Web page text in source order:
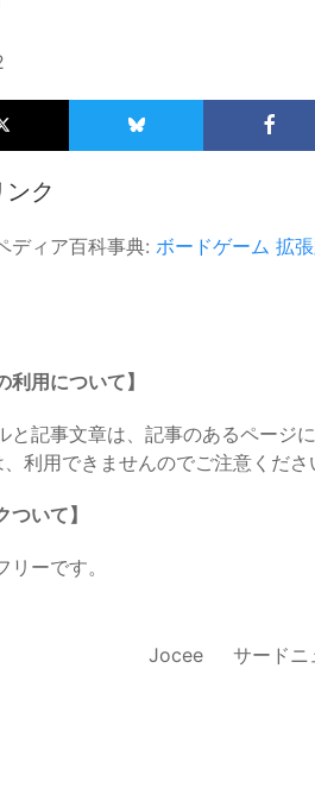
ク
ディア百科事典: ボードゲーム 拡
利用について】
と記事文章は、記事のあるページ
利用できませんのでご注意くださ
ついて】
リーです。
Jocee サードニ